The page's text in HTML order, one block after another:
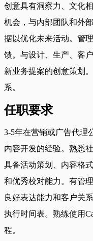
创意具有洞察力、文化
机会，与内部团队和外
据以优化未来活动。管
馈。与设计、生产、客
新业务提案的创意策划
系。
任职要求
3-5年在营销或广告代理
内容开发的经验。熟悉
具备活动策划、内容格
和优秀校对能力。有管
良好表达能力和客户关
执行时间表。熟练使用
程。